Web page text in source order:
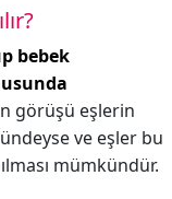
bebek
görüşü eşlerin
ve eşler bu
mümkündür.